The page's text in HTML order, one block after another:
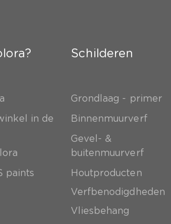
in de
paints
Schilderen
Grondlaag - primer
Binnenmuurverf
Gevel- &
buitenmuurverf
Houtproducten
Verfbenodigdheden
Vliesbehang